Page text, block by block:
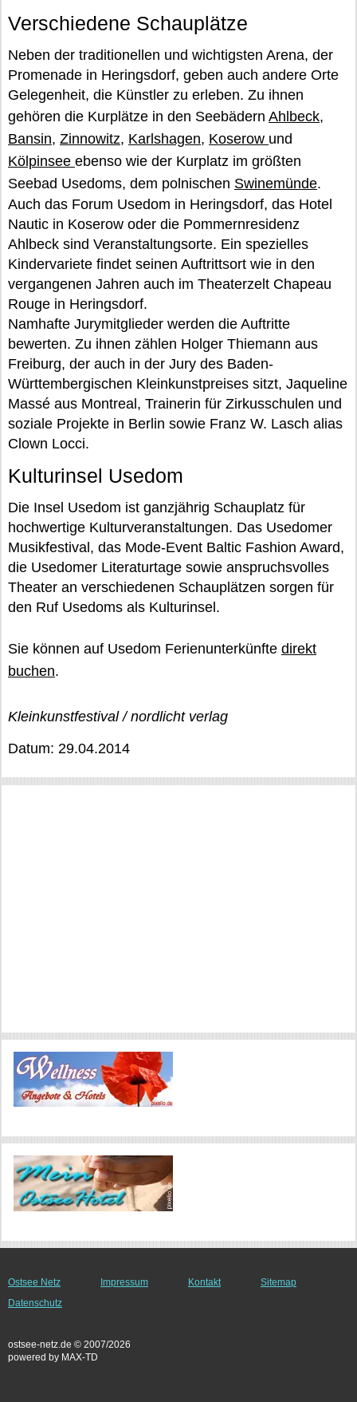
Verschiedene Schauplätze
Neben der traditionellen und wichtigsten Arena, der
Promenade in Heringsdorf, geben auch andere Orte
Gelegenheit, die Künstler zu erleben. Zu ihnen
gehören die Kurplätze in den Seebädern Ahlbeck,
Bansin, Zinnowitz, Karlshagen, Koserow und
Kölpinsee ebenso wie der Kurplatz im größten
Seebad Usedoms, dem polnischen Swinemünde.
Auch das Forum Usedom in Heringsdorf, das Hotel
Nautic in Koserow oder die Pommernresidenz
Ahlbeck sind Veranstaltungsorte. Ein spezielles
Kindervariete findet seinen Auftrittsort wie in den
vergangenen Jahren auch im Theaterzelt Chapeau
Rouge in Heringsdorf.
Namhafte Jurymitglieder werden die Auftritte
bewerten. Zu ihnen zählen Holger Thiemann aus
Freiburg, der auch in der Jury des Baden-
Württembergischen Kleinkunstpreises sitzt, Jaqueline
Massé aus Montreal, Trainerin für Zirkusschulen und
soziale Projekte in Berlin sowie Franz W. Lasch alias
Clown Locci.
Kulturinsel Usedom
Die Insel Usedom ist ganzjährig Schauplatz für
hochwertige Kulturveranstaltungen. Das Usedomer
Musikfestival, das Mode-Event Baltic Fashion Award,
die Usedomer Literaturtage sowie anspruchsvolles
Theater an verschiedenen Schauplätzen sorgen für
den Ruf Usedoms als Kulturinsel.
Sie können auf Usedom Ferienunterkünfte direkt
buchen.
Kleinkunstfestival / nordlicht verlag
Datum: 29.04.2014
Ostsee Netz Impressum Kontakt
Sitemap
Datenschutz
ostsee-netz.de © 2007/2026
powered by MAX-TD